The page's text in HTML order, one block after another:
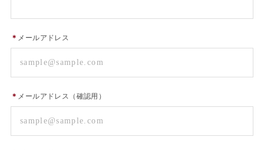
＊ メールアドレス
＊ メールアドレス（確認用）